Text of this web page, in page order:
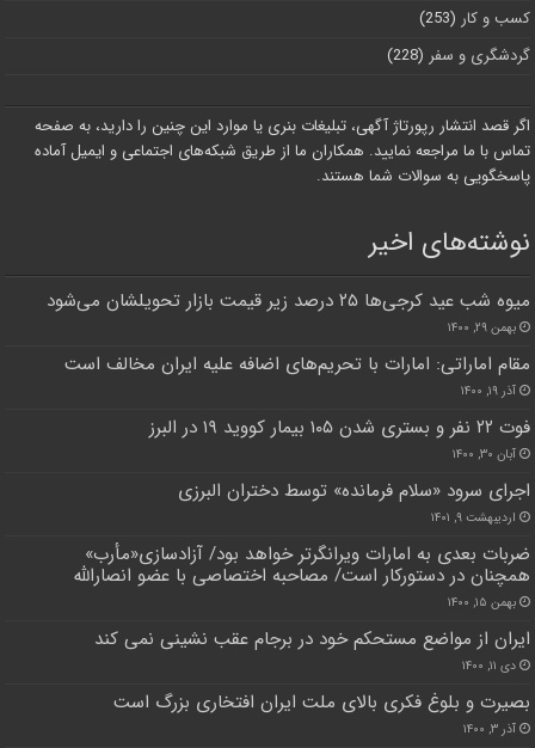
کسب و کار (253)
گردشگری و سفر (228)
اگر قصد انتشار رپورتاژ آگهی، تبلیغات بنری یا موارد این چنین را دارید، به صفحه
تماس با ما مراجعه نمایید. همکاران ما از طریق شبکه‌های اجتماعی و ایمیل آماده
پاسخگویی به سوالات شما هستند.
نوشته‌های اخیر
میوه شب عید کرجی‌ها ۲۵ درصد زیر قیمت بازار تحویلشان می‌شود
بهمن ۲۹, ۱۴۰۰
مقام اماراتی: امارات با تحریم‌های اضافه علیه ایران مخالف است
آذر ۱۹, ۱۴۰۰
فوت ۲۲ نفر و بستری شدن ۱۰۵ بیمار کووید ۱۹ در البرز
آبان ۳۰, ۱۴۰۰
اجرای سرود «سلام فرمانده» توسط دختران البرزی
اردیبهشت ۹, ۱۴۰۱
ضربات بعدی به امارات ویرانگرتر خواهد بود/ آزادسازی«مأرب»
همچنان در دستورکار است/ مصاحبه اختصاصی با عضو انصارالله
بهمن ۱۵, ۱۴۰۰
ایران از مواضع مستحکم خود در برجام عقب نشینی نمی کند
دی ۱۱, ۱۴۰۰
بصیرت و بلوغ فکری بالای ملت ایران افتخاری بزرگ است
آذر ۳, ۱۴۰۰